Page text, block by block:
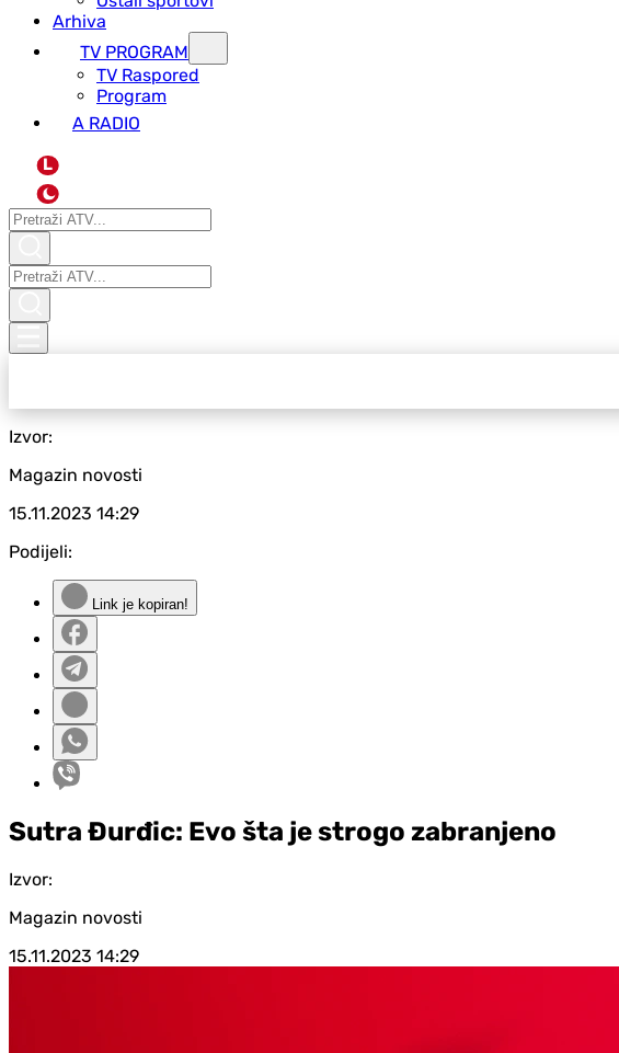
Arhiva
TV PROGRAM
ТV Raspored
Program
A RADIO
L
Izvor:
Magazin novosti
15.11.2023 14:29
Podijeli:
Link je kopiran!
Sutra Đurđic: Evo šta je strogo zabranjeno
Izvor:
Magazin novosti
15.11.2023 14:29